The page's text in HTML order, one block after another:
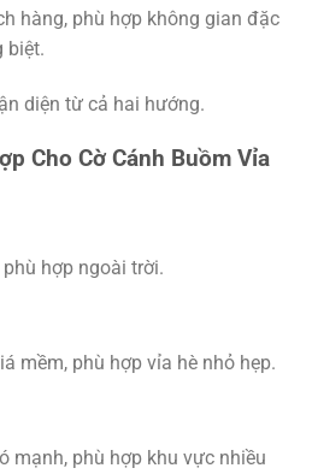
hàng, phù hợp không gian đặc
biệt.
diện từ cả hai hướng.
Cho Cờ Cánh Buồm Vỉa
hợp ngoài trời.
mềm, phù hợp vỉa hè nhỏ hẹp.
mạnh, phù hợp khu vực nhiều